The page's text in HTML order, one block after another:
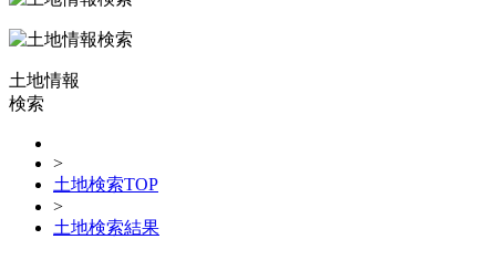
土地情報
検索
>
土地検索TOP
>
土地検索結果